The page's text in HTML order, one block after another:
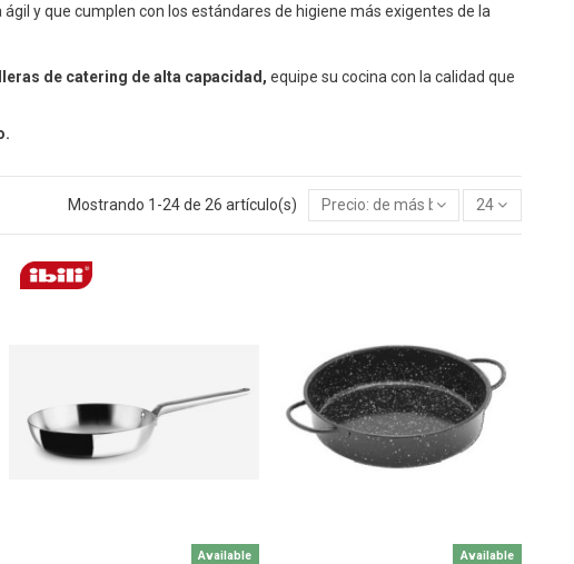
y que cumplen con los estándares de higiene más exigentes de la
de catering de alta capacidad, equipe su cocina con la calidad que
Mostrando 1-24 de 26 artículo(s) Precio: de más bajo a más alto
24
Available Available